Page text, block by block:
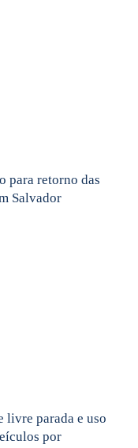
para retorno das
Salvador
livre parada e uso
por